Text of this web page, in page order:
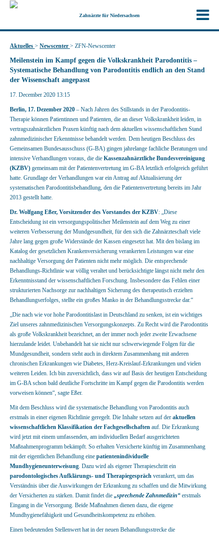
Zahnärzte für Niedersachsen
Aktuelles > Newscenter > ZFN-Newscenter
Meilenstein im Kampf gegen die Volkskrankheit Parodontitis –
Systematische Behandlung von Parodontitis endlich an den Stand
der Wissenschaft angepasst
17. December 2020 13:15
Berlin, 17. Dezember 2020 – Nach Jahren des Stillstands in der Parodontitis-
Therapie können Patientinnen und Patienten, die an dieser Volkskrankheit leiden, in
vertragszahnärztlichen Praxen künftig nach dem aktuellen wissenschaftlichen Stand
zahnmedizinischer Erkenntnisse behandelt werden. Dem heutigen Beschluss des
Gemeinsamen Bundesausschuss (G-BA) gingen jahrelange fachliche Beratungen und
intensive Verhandlungen voraus, die die Kassenzahnärztliche Bundesvereinigung
(KZBV) gemeinsam mit der Patientenvertretung im G-BA letztlich erfolgreich geführt
hatte. Grundlage der Verhandlungen war ein Antrag auf Aktualisierung der
systematischen Parodontitisbehandlung, den die Patientenvertretung bereits im Jahr
2013 gestellt hatte.
Dr. Wolfgang Eßer, Vorsitzender des Vorstandes der KZBV: „Diese
Entscheidung ist ein versorgungspolitischer Meilenstein auf dem Weg zu einer
weiteren Verbesserung der Mundgesundheit, für den sich die Zahnärzteschaft viele
Jahre lang gegen große Widerstände der Kassen eingesetzt hat. Mit den bislang im
Katalog der gesetzlichen Krankenversicherung verankerten Leistungen war eine
nachhaltige Versorgung der Patienten nicht mehr möglich. Die entsprechende
Behandlungs-Richtlinie war völlig veraltet und berücksichtigte längst nicht mehr den
Erkenntnisstand der wissenschaftlichen Forschung. Insbesondere das Fehlen einer
strukturierten Nachsorge zur nachhaltigen Sicherung des therapeutisch erzielten
Behandlungserfolges, stellte ein großes Manko in der Behandlungsstrecke dar.“
„Die nach wie vor hohe Parodontitislast in Deutschland zu senken, ist ein wichtiges
Ziel unseres zahnmedizinischen Versorgungskonzepts. Zu Recht wird die Parodontitis
als große Volkskrankheit bezeichnet, an der immer noch jeder zweite Erwachsene
hierzulande leidet. Unbehandelt hat sie nicht nur schwerwiegende Folgen für die
Mundgesundheit, sondern steht auch in direktem Zusammenhang mit anderen
chronischen Erkrankungen wie Diabetes, Herz-Kreislauf-Erkrankungen und vielen
weiteren Leiden. Ich bin zuversichtlich, dass wir auf Basis der heutigen Entscheidung
im G-BA schon bald deutliche Fortschritte im Kampf gegen die Parodontitis werden
vorweisen können“, sagte Eßer.
Mit dem Beschluss wird die systematische Behandlung von Parodontitis auch
erstmals in einer eigenen Richtlinie geregelt. Die Inhalte setzen auf der aktuellen
wissenschaftlichen Klassifikation der Fachgesellschaften auf. Die Erkrankung
wird jetzt mit einem umfassenden, am individuellen Bedarf ausgerichteten
Maßnahmenprogramm bekämpft. So erhalten Versicherte künftig im Zusammenhang
mit der eigentlichen Behandlung eine patientenindividuelle
Mundhygieneunterweisung. Dazu wird als eigener Therapieschritt ein
parodontologisches Aufklärungs- und Therapiegespräch verankert, um das
Verständnis über die Auswirkungen der Erkrankung zu schaffen und die Mitwirkung
der Versicherten zu stärken. Damit findet die „sprechende Zahnmedizin“ erstmals
Eingang in die Versorgung. Beide Maßnahmen dienen dazu, die eigene
Mundhygienefähigkeit und Gesundheitskompetenz zu erhöhen.
Einen bedeutenden Stellenwert hat in der neuen Behandlungsstrecke die